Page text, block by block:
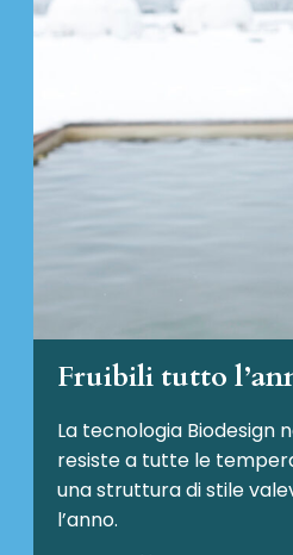
Fruibili tutto
La tecnologia Biodesign
resiste a tutte le
una struttura di stile
l’anno.